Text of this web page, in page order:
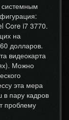
Core i7 3770.
на
долларов.
видеокарта
Можно
эта мера
пару кадров
проблему